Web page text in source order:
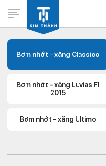
Bơm nhớt - xăng Classico
Bơm nhớt - xăng Luvias Fl
2015
Bơm nhớt - xăng Ultimo